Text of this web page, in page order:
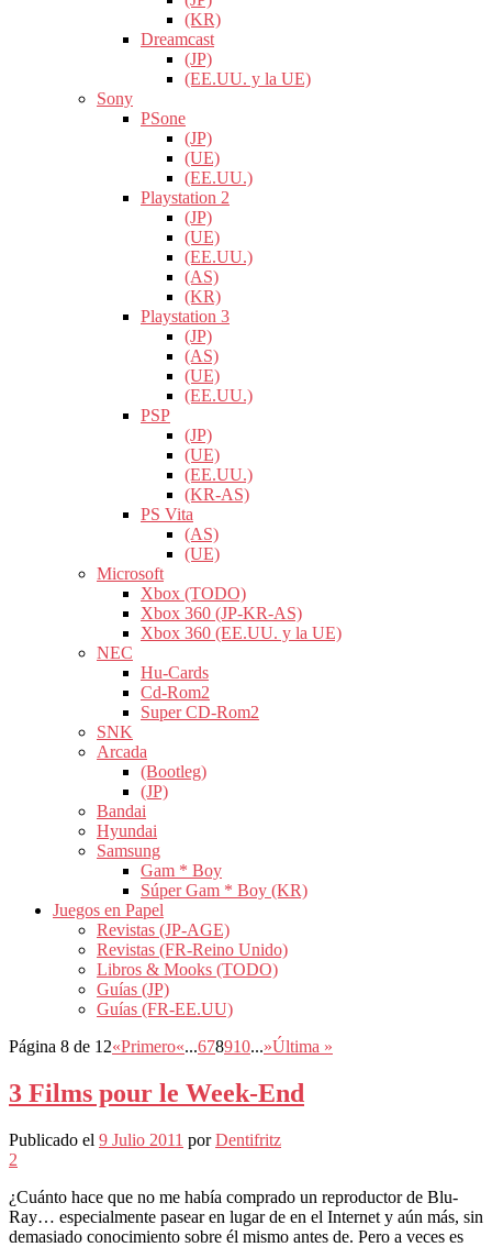
(KR)
Dreamcast
(JP)
(EE.UU. y la UE)
Sony
PSone
(JP)
(UE)
(EE.UU.)
Playstation 2
(JP)
(UE)
(EE.UU.)
(AS)
(KR)
Playstation 3
(JP)
(AS)
(UE)
(EE.UU.)
PSP
(JP)
(UE)
(EE.UU.)
(KR-AS)
PS Vita
(AS)
(UE)
Microsoft
Xbox (TODO)
Xbox 360 (JP-KR-AS)
Xbox 360 (EE.UU. y la UE)
NEC
Hu-Cards
Cd-Rom2
Super CD-Rom2
SNK
Arcada
(Bootleg)
(JP)
Bandai
Hyundai
Samsung
Gam * Boy
Súper Gam * Boy (KR)
Juegos en Papel
Revistas (JP-AGE)
Revistas (FR-Reino Unido)
Libros & Mooks (TODO)
Guías (JP)
Guías (FR-EE.UU)
Página 8 de 12«Primero«...678910...»Última »
3 Films pour le Week-End
Publicado el 9 Julio 2011 porDentifritz
2
¿Cuánto hace que no me había comprado un reproductor de Blu-
Ray… especialmente pasear en lugar de en el Internet y aún más, sin
demasiado conocimiento sobre él mismo antes de. Pero a veces es